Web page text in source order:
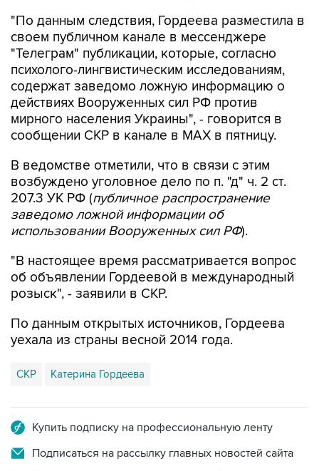
"По данным следствия, Гордеева разместила в
своем публичном канале в мессенджере
"Телеграм" публикации, которые, согласно
психолого-лингвистическим исследованиям,
содержат заведомо ложную информацию о
действиях Вооруженных сил РФ против
мирного населения Украины", - говорится в
сообщении СКР в канале в MAX в пятницу.
В ведомстве отметили, что в связи с этим
возбуждено уголовное дело по п. "д" ч. 2 ст.
207.3 УК РФ (публичное распространение
заведомо ложной информации об
использовании Вооруженных сил РФ).
"В настоящее время рассматривается вопрос
об объявлении Гордеевой в международный
розыск", - заявили в СКР.
По данным открытых источников, Гордеева
уехала из страны весной 2014 года.
СКР Катерина Гордеева
Купить подписку на профессиональную ленту
Подписаться на рассылку главных новостей сайта